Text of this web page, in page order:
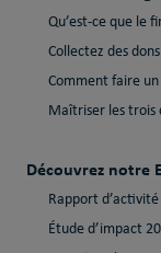
Qu’est-ce que le
Collectez des
Comment faire un
Maîtriser les
Découvrez notre
Rapport
Étude d’impact